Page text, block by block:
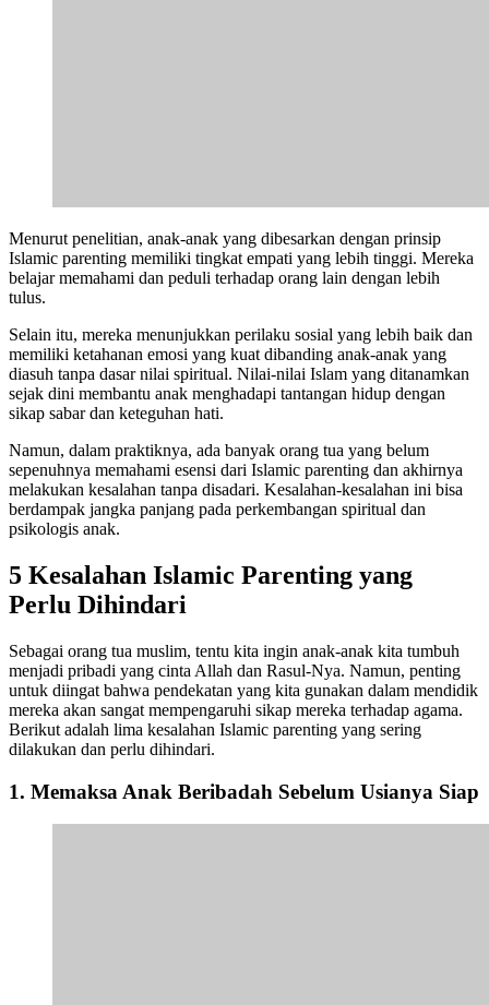
Menurut penelitian, anak-anak yang dibesarkan dengan prinsip
Islamic parenting memiliki tingkat empati yang lebih tinggi. Mereka
belajar memahami dan peduli terhadap orang lain dengan lebih
tulus.
Selain itu, mereka menunjukkan perilaku sosial yang lebih baik dan
memiliki ketahanan emosi yang kuat dibanding anak-anak yang
diasuh tanpa dasar nilai spiritual. Nilai-nilai Islam yang ditanamkan
sejak dini membantu anak menghadapi tantangan hidup dengan
sikap sabar dan keteguhan hati.
Namun, dalam praktiknya, ada banyak orang tua yang belum
sepenuhnya memahami esensi dari Islamic parenting dan akhirnya
melakukan kesalahan tanpa disadari. Kesalahan-kesalahan ini bisa
berdampak jangka panjang pada perkembangan spiritual dan
psikologis anak.
5 Kesalahan Islamic Parenting yang
Perlu Dihindari
Sebagai orang tua muslim, tentu kita ingin anak-anak kita tumbuh
menjadi pribadi yang cinta Allah dan Rasul-Nya. Namun, penting
untuk diingat bahwa pendekatan yang kita gunakan dalam mendidik
mereka akan sangat mempengaruhi sikap mereka terhadap agama.
Berikut adalah lima kesalahan Islamic parenting yang sering
dilakukan dan perlu dihindari.
1. Memaksa Anak Beribadah Sebelum Usianya Siap